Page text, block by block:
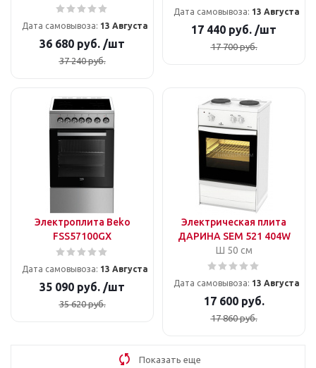
Дата самовывоза: 13 Августа
36 680 руб. /шт
37 240руб.
Дата самовывоза: 13 Августа
17 440 руб. /шт
17 700руб.
Электроплита Beko
FSS57100GX
Дата самовывоза: 13 Августа
35 090 руб. /шт
35 620руб.
Электрическая плита
ДАРИНА SEM 521 404W
Ш 50 см
Дата самовывоза: 13 Августа
17 600руб.
17 860руб.
Показать еще